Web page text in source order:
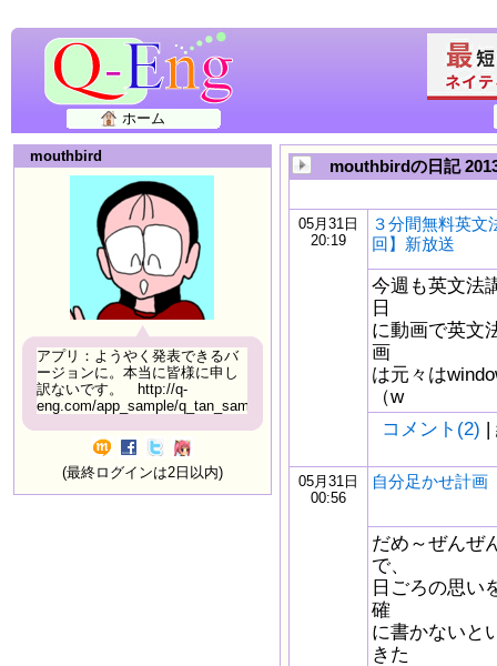
ホーム
mouthbird
アプリ：ようやく発表できるバ
ージョンに。本当に皆様に申し
訳ないです。 http://q-
eng.com/app_sample/q_tan_sample06.html
(最終ログインは2日以内)
mouthbirdの日記
05月31日
20:19
３分間無料英文
回】新放送
今週も英文法
日
に動画で英文
画
は元々は
（w
コメント(2) |
05月31日
00:56
自分足かせ計
だめ～ぜんぜ
で、
日ごろの思い
確
に書かないと
きた